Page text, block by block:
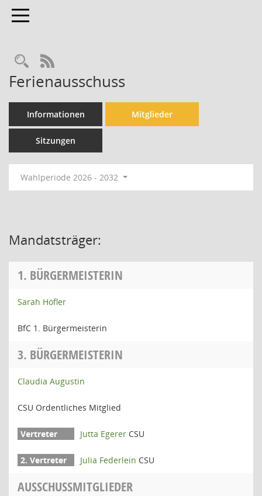
Toggle navigation
Rechercheauswahl
RSS-Feed
Ferienausschuss
Informationen Mitglieder
Sitzungen
Wahlperiode 2026 - 2032
Mandatsträger:
1. BÜRGERMEISTERIN
Sarah Höfler
BfC 1. Bürgermeisterin
3. BÜRGERMEISTERIN
Claudia Augustin
CSU Ordentliches Mitglied
Jutta Egerer CSU
Julia Federlein CSU
AUSSCHUSSMITGLIEDER